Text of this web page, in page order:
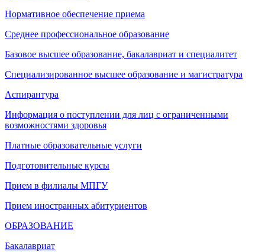
Нормативное обеспечение приема
Среднее профессиональное образование
Базовое высшее образование, бакалавриат и специалитет
Специализированное высшее образование и магистратура
Аспирантура
Информация о поступлении для лиц с ограниченными
возможностями здоровья
Платные образовательные услуги
Подготовительные курсы
Прием в филиалы МПГУ
Прием иностранных абитуриентов
ОБРАЗОВАНИЕ
Бакалавриат